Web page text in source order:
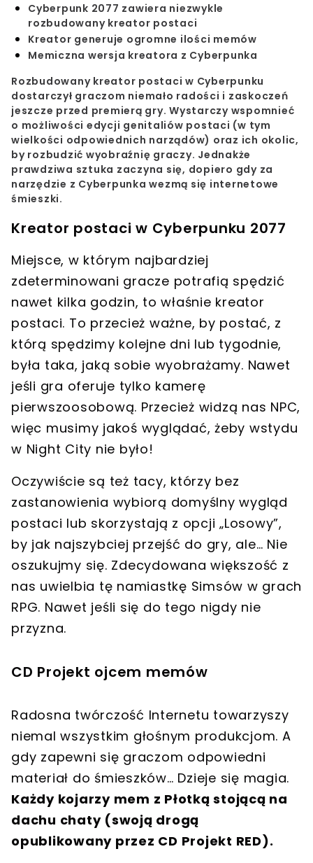
Cyberpunk 2077 zawiera niezwykle
rozbudowany kreator postaci
Kreator generuje ogromne ilości memów
Memiczna wersja kreatora z Cyberpunka
Rozbudowany kreator postaci w Cyberpunku
dostarczył graczom niemało radości i zaskoczeń
jeszcze przed premierą gry. Wystarczy wspomnieć
o możliwości edycji genitaliów postaci (w tym
wielkości odpowiednich narządów) oraz ich okolic,
by rozbudzić wyobraźnię graczy. Jednakże
prawdziwa sztuka zaczyna się, dopiero gdy za
narzędzie z Cyberpunka wezmą się internetowe
śmieszki.
Kreator postaci w Cyberpunku 2077
Miejsce, w którym najbardziej
zdeterminowani gracze potrafią spędzić
nawet kilka godzin, to właśnie kreator
postaci. To przecież ważne, by postać, z
którą spędzimy kolejne dni lub tygodnie,
była taka, jaką sobie wyobrażamy. Nawet
jeśli gra oferuje tylko kamerę
pierwszoosobową. Przecież widzą nas NPC,
więc musimy jakoś wyglądać, żeby wstydu
w Night City nie było!
Oczywiście są też tacy, którzy bez
zastanowienia wybiorą domyślny wygląd
postaci lub skorzystają z opcji „Losowy”,
by jak najszybciej przejść do gry, ale… Nie
oszukujmy się. Zdecydowana większość z
nas uwielbia tę namiastkę Simsów w grach
RPG. Nawet jeśli się do tego nigdy nie
przyzna.
CD Projekt ojcem memów
Radosna twórczość Internetu towarzyszy
niemal wszystkim głośnym produkcjom. A
gdy zapewni się graczom odpowiedni
materiał do śmieszków… Dzieje się magia.
Każdy kojarzy mem z Płotką stojącą na
dachu chaty (swoją drogą
opublikowany przez CD Projekt RED).